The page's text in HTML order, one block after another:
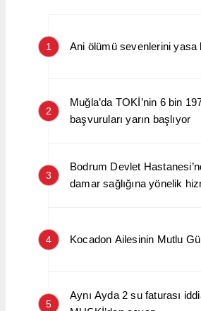
1 Ani ölümü sevenlerini yasa
2
Muğla’da TOKİ’nin 6 bin
başvuruları yarın başlıyor
3
Bodrum Devlet
damar sağlığına yönelik
4 Kocadon Ailesinin Mutlu
5
Aynı Ayda 2 su faturası